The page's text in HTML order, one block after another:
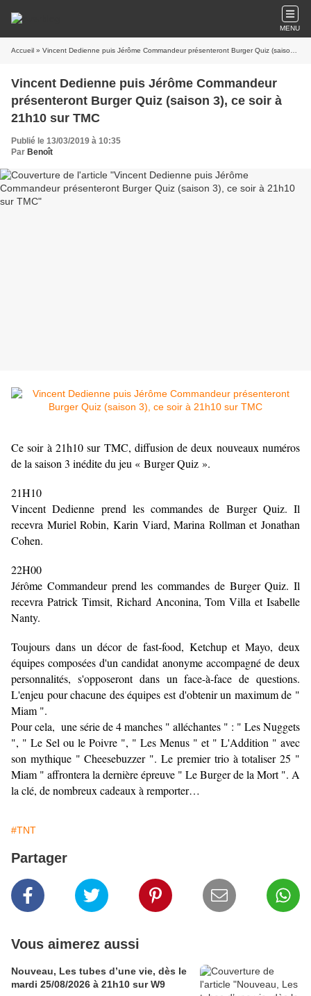
MENU
Accueil » Vincent Dedienne puis Jérôme Commandeur présenteront Burger Quiz (saison 3), ce soir à 21h10 sur TMC
Vincent Dedienne puis Jérôme Commandeur
présenteront Burger Quiz (saison 3), ce soir à
21h10 sur TMC
Publié le 13/03/2019 à 10:35
Par Benoît
Ce soir à 21h10 sur TMC, diffusion de deux nouveaux numéros
de la saison 3 inédite du jeu « Burger Quiz ».
21H10
Vincent Dedienne prend les commandes de Burger Quiz. Il
recevra Muriel Robin, Karin Viard, Marina Rollman et Jonathan
Cohen.
22H00
Jérôme Commandeur prend les commandes de Burger Quiz. Il
recevra Patrick Timsit, Richard Anconina, Tom Villa et Isabelle
Nanty.
Toujours dans un décor de fast-food, Ketchup et Mayo, deux
équipes composées d'un candidat anonyme accompagné de deux
personnalités, s'opposeront dans un face-à-face de questions.
L'enjeu pour chacune des équipes est d'obtenir un maximum de "
Miam ".
Pour cela, une série de 4 manches " alléchantes " : " Les Nuggets
", " Le Sel ou le Poivre ", " Les Menus " et " L'Addition " avec
son mythique " Cheesebuzzer ". Le premier trio à totaliser 25 "
Miam " affrontera la dernière épreuve " Le Burger de la Mort ". A
la clé, de nombreux cadeaux à remporter…
#TNT
Partager
Vous aimerez aussi
Nouveau, Les tubes d’une vie, dès le
mardi 25/08/2026 à 21h10 sur W9